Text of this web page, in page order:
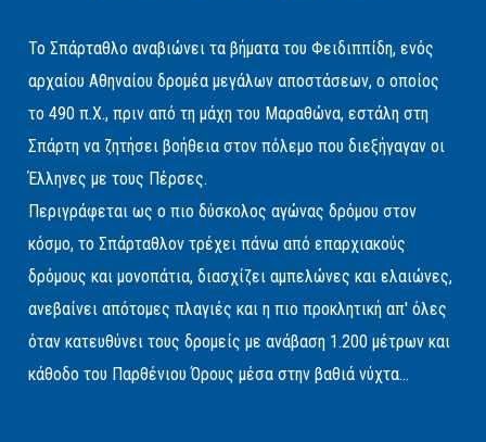
Το Σπάρταθλο αναβιώνει τα βήματα του Φειδιππίδη, ενός
αρχαίου Αθηναίου δρομέα μεγάλων αποστάσεων, ο οποίος
το 490 π.Χ., πριν από τη μάχη του Μαραθώνα, εστάλη στη
Σπάρτη να ζητήσει βοήθεια στον πόλεμο που διεξήγαγαν οι
Έλληνες με τους Πέρσες.
Περιγράφεται ως ο πιο δύσκολος αγώνας δρόμου στον
κόσμο, το Σπάρταθλον τρέχει πάνω από επαρχιακούς
δρόμους και μονοπάτια, διασχίζει αμπελώνες και ελαιώνες,
ανεβαίνει απότομες πλαγιές και η πιο προκλητική απ' όλες
όταν κατευθύνει τους δρομείς με ανάβαση 1.200 μέτρων και
κάθοδο του Παρθένιου Όρους μέσα στην βαθιά νύχτα...